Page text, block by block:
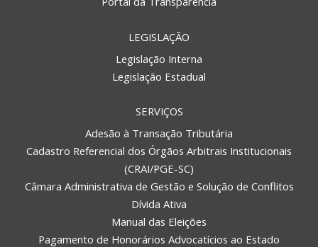
LEGISLAÇÃO
Legislação Interna
Legislação Estadual
SERVIÇOS
Adesão à Transação Tributária
Cadastro Referencial dos Órgãos Arbitrais Institucionais
(CRAI/PGE-SC)
Câmara Administrativa de Gestão e Solução de Conflitos
Dívida Ativa
Manual das Eleições
Pagamento de Honorários Advocatícios ao Estado